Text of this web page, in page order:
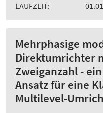
LAUFZEIT:
Mehrphasige
Direktumrichter
Zweiganzahl -
Ansatz für eine
Multilevel-